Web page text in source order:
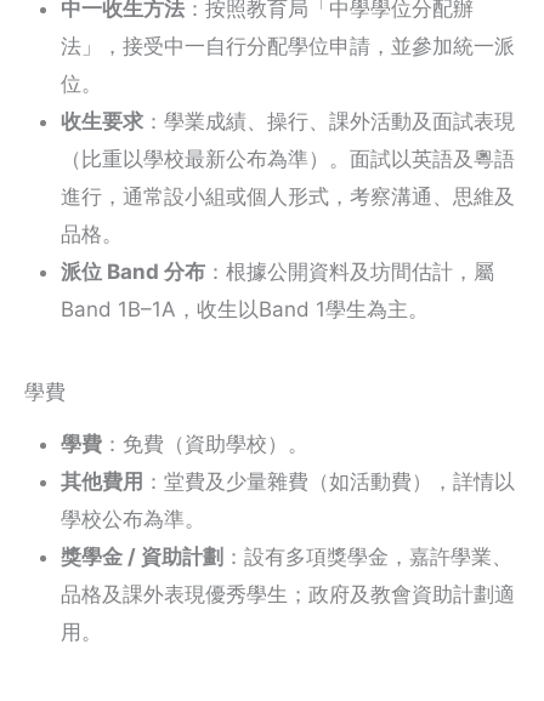
中一收生方法 ：按照教育局「中學學位分配辦
法」，接受中一自行分配學位申請，並參加統一派
位。
收生要求 ：學業成績、操行、課外活動及面試表現
（比重以學校最新公布為準）。面試以英語及粵語
進行，通常設小組或個人形式，考察溝通、思維及
品格。
派位 Band 分布 ：根據公開資料及坊間估計，屬
Band 1B–1A，收生以Band 1學生為主。
學費
學費 ：免費（資助學校）。
其他費用 ：堂費及少量雜費（如活動費），詳情以
學校公布為準。
獎學金 / 資助計劃 ：設有多項獎學金，嘉許學業、
品格及課外表現優秀學生；政府及教會資助計劃適
用。